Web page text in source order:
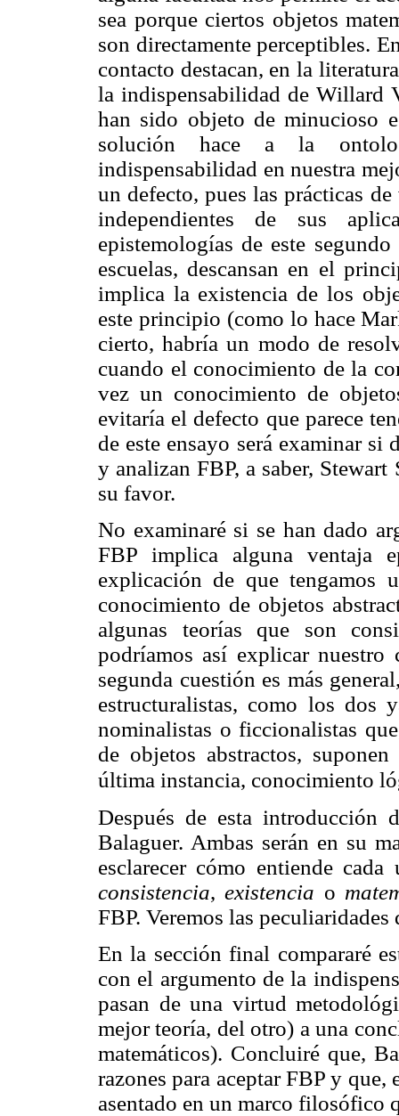
sea porque ciertos objetos
son directamente perceptibles.
contacto destacan, en la
la indispensabilidad de Willard
han sido objeto de minucioso
solución hace a la
indispensabilidad en nuestra
un defecto, pues las prácticas
independientes de sus
epistemologías de este
escuelas, descansan en el
implica la existencia de los
este principio (como lo hace
cierto, habría un modo de
cuando el conocimiento de la
vez un conocimiento de
evitaría el defecto que parece
de este ensayo será examinar si
y analizan FBP, a saber,
su favor.
No examinaré si se han dado
FBP implica alguna ventaja
explicación de que tengamos
conocimiento de objetos
algunas teorías que son
podríamos así explicar nuestro
segunda cuestión es más
estructuralistas, como los dos
nominalistas o ficcionalistas
de objetos abstractos,
última instancia, conocimiento
Después de esta introducción
Balaguer. Ambas serán en su
esclarecer cómo entiende
consistencia,existencia o
FBP. Veremos las peculiaridades
En la sección final compararé
con el argumento de la
pasan de una virtud
mejor teoría, del otro) a una
matemáticos). Concluiré que,
razones para aceptar FBP y
asentado en un marco